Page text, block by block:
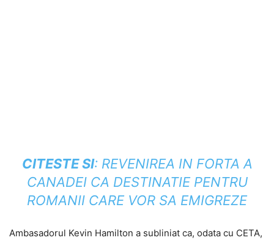
CITESTE SI: REVENIREA IN FORTA A
CANADEI CA DESTINATIE PENTRU
ROMANII CARE VOR SA EMIGREZE
Ambasadorul Kevin Hamilton a subliniat ca, odata cu CETA,